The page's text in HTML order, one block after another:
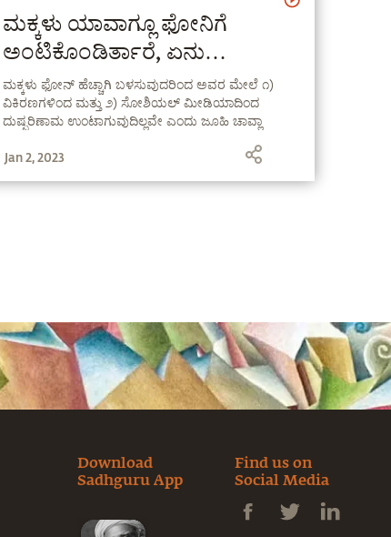
ಮಕ್ಕಳು ಯಾವಾಗ್ಲೂ ಫೋನಿಗೆ
ಅಂಟಿಕೊಂಡಿರ್ತಾರೆ, ಏನು
ಮಾಡೋದು? - ಜೂಹಿ ಚಾವ್ಲಾ |
ಸದ್ಗುರು
ಮಕ್ಕಳು ಫೋನ್ ಹೆಚ್ಚಾಗಿ ಬಳಸುವುದರಿಂದ ಅವರ ಮೇಲೆ ೧)
ವಿಕಿರಣಗಳಿಂದ ಮತ್ತು ೨) ಸೋಶಿಯಲ್ ಮೀಡಿಯಾದಿಂದ
ದುಷ್ಪರಿಣಾಮ ಉಂಟಾಗುವುದಿಲ್ಲವೇ ಎಂದು ಜೂಹಿ ಚಾವ್ಲಾ
Jan 2, 2023
Download
Sadhguru App
Find us on
Social Media